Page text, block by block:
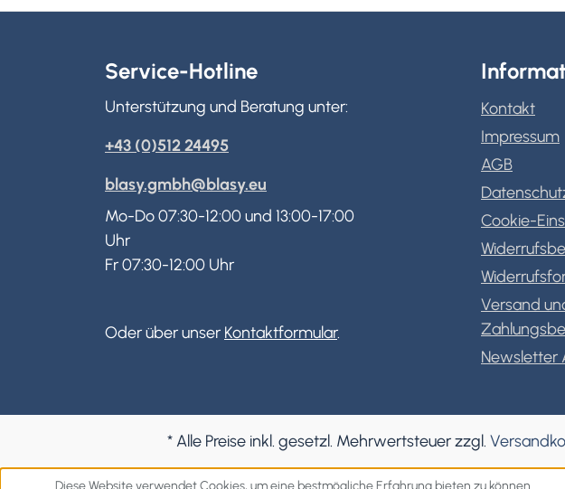
Service-Hotline
Unterstützung und Beratung unter:
+43 (0)512 24495
blasy.gmbh@blasy.eu
Mo-Do 07:30-12:00 und 13:00-17:00
Uhr
Fr 07:30-12:00 Uhr
Oder über unser Kontaktformular.
Kontakt
Impressum
AGB
Cookie-
Versand
Newsletter
* Alle Preise inkl. gesetzl. Mehrwertsteuer zzgl.
Diese Website verwendet Cookies, um eine bestmögliche Erfahrung bieten zu können.